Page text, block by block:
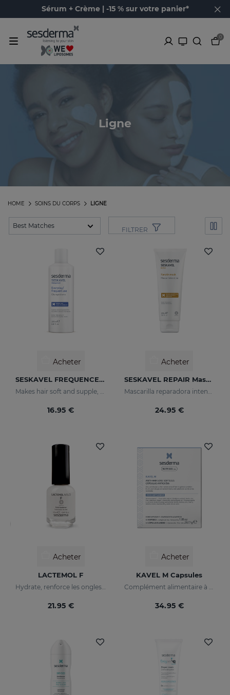
Sérum + Crème | -15 % sur votre panier*
0
Ligne
LIGNE
SOINS DU CORPS
HOME
FILTRER
Acheter
SESKAVEL FREQUENCE Shampooing Fréquence
Makes hair soft and supple, protecting it from oxidative damage and external agents.
16.95 €
Acheter
SESKAVEL REPAIR Masque Kératine
Mascarilla reparadora intensiva que reconstruye, nutre el cabello y evita el encrespamiento.
24.95 €
Acheter
LACTEMOL F
21.95 €
Acheter
KAVEL M Capsules
34.95 €